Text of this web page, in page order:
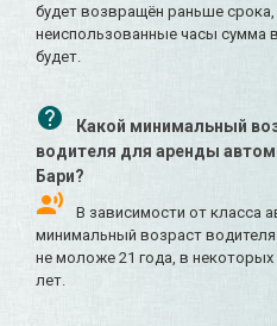
будет возвращён раньше срока,
неиспользованные часы сумма
будет.
Какой минимальный
водителя для аренды
Бари?
В зависимости от класса
минимальный возраст
не моложе 21 года, в некоторых
лет.